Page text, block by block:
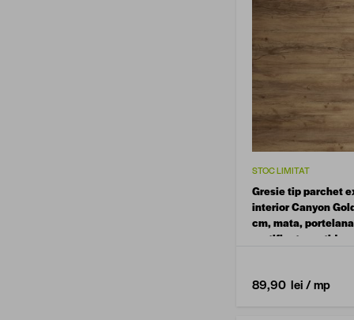
STOC LIMITAT
Gresie tip parchet
interior Canyon
cm, mata,
rectificata,
89,90 lei/ mp